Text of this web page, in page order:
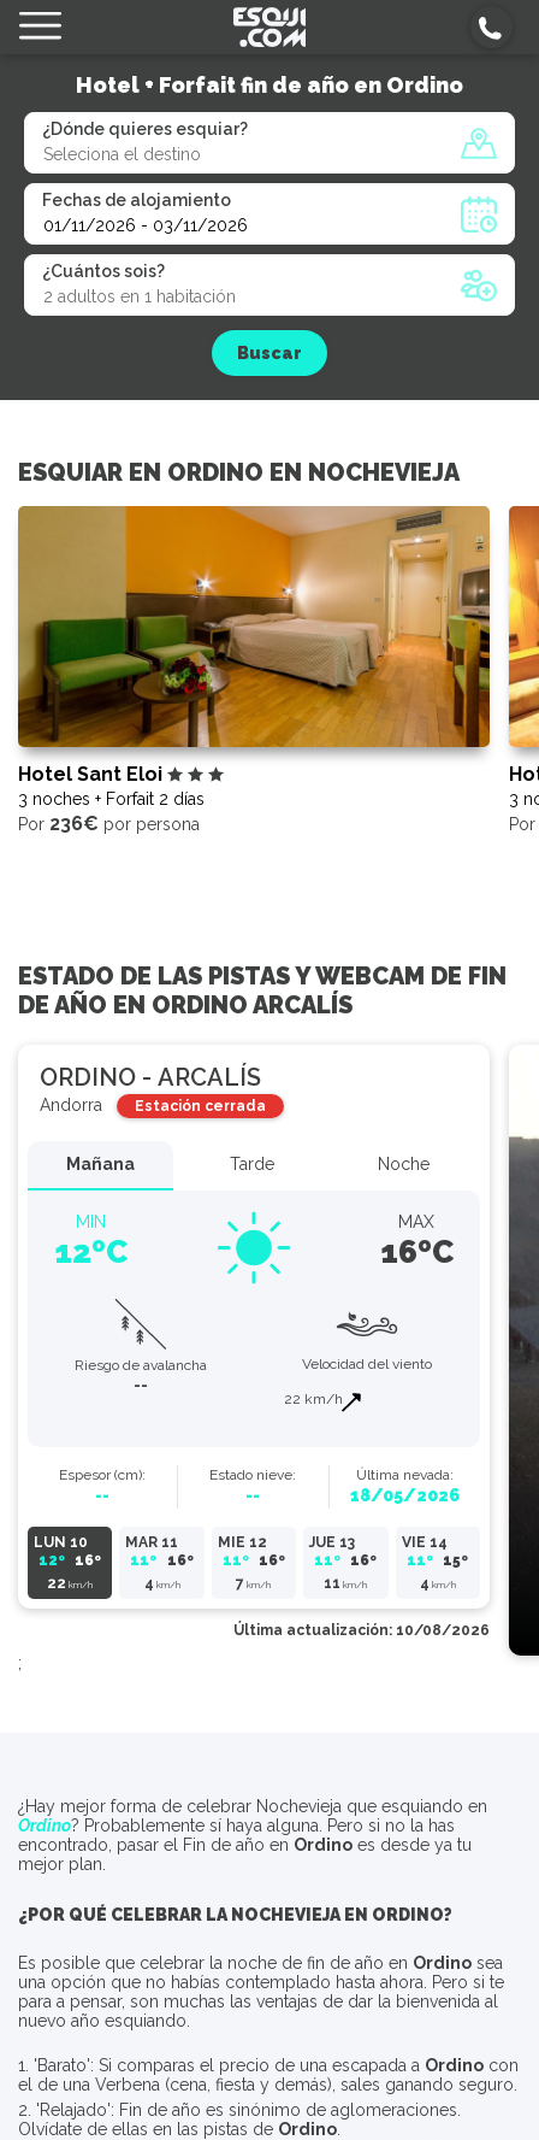
Hotel + Forfait fin de año en Ordino
¿Dónde quieres esquiar?
Fechas de alojamiento
¿Cuántos sois?
Buscar
ESQUIAR EN ORDINO EN NOCHEVIEJA
Hotel Sant Eloi
3 noches + Forfait 2 días
Por 236€ por persona
3
Por
ESTADO DE LAS PISTAS Y WEBCAM DE FIN
DE AÑO EN ORDINO ARCALÍS
ORDINO - ARCALÍS
Andorra Estación cerrada
Mañana Tarde Noche
MIN
12ºC
MAX
16ºC
Riesgo de avalancha
--
Velocidad del viento
22 km/h
Espesor(cm):
--
Estado nieve:
--
Última nevada:
18/05/2026
LUN 10
12º
16º
22 km/h
MAR 11
11º
16º
4 km/h
MIE 12
11º
16º
7 km/h
JUE 13
11º
16º
11 km/h
VIE 14
11º
15º
4 km/h
Última actualización: 10/08/2026
;
¿Hay mejor forma de celebrar Nochevieja que esquiando en
Ordino? Probablemente sí haya alguna. Pero si no la has
encontrado, pasar el Fin de año en Ordino es desde ya tu
mejor plan.
¿POR QUÉ CELEBRAR LA NOCHEVIEJA EN ORDINO?
Es posible que celebrar la noche de fin de año en Ordino sea
una opción que no habías contemplado hasta ahora. Pero si te
para a pensar, son muchas las ventajas de dar la bienvenida al
nuevo año esquiando.
1. 'Barato': Si comparas el precio de una escapada a Ordino con
el de una Verbena (cena, fiesta y demás), sales ganando seguro.
2. 'Relajado': Fin de año es sinónimo de aglomeraciones.
Olvídate de ellas en las pistas de Ordino